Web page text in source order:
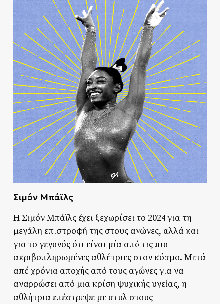
Σιμόν Μπάϊλς
Η Σιμόν Μπάϊλς έχει ξεχωρίσει το 2024 για τη
μεγάλη επιστροφή της στους αγώνες, αλλά και
για το γεγονός ότι είναι μία από τις πιο
ακριβοπληρωμένες αθλήτριες στον κόσμο. Μετά
από χρόνια αποχής από τους αγώνες για να
αναρρώσει από μια κρίση ψυχικής υγείας, η
αθλήτρια επέστρεψε με στυλ στους